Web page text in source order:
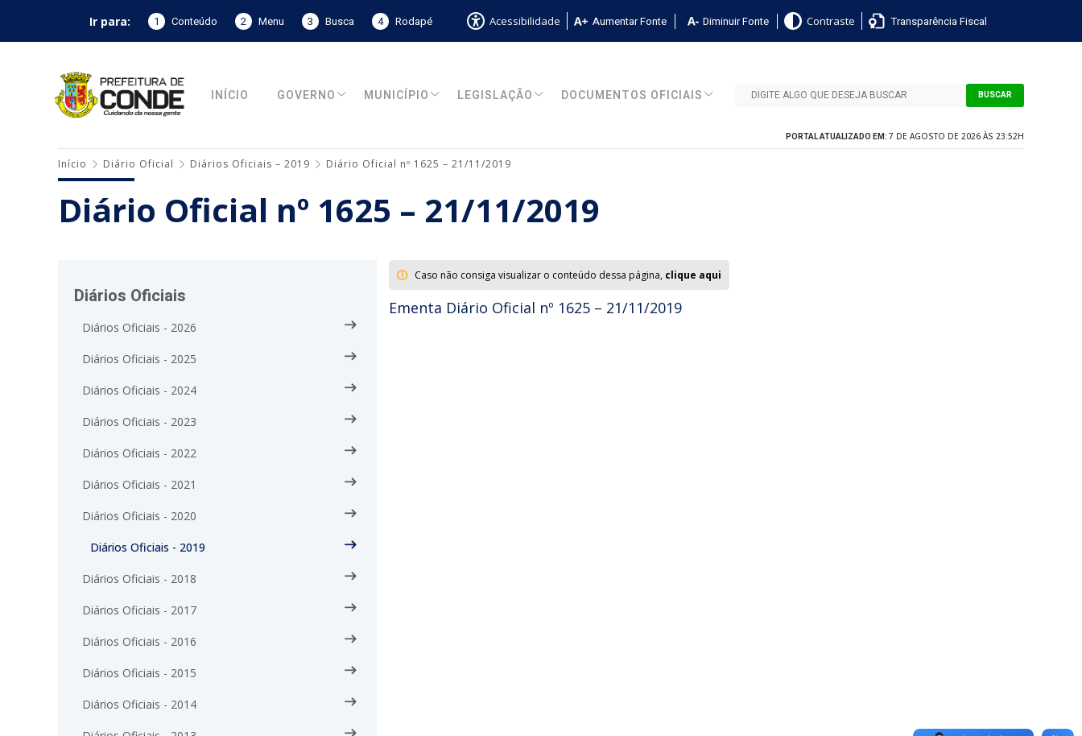
Ir para: 1 Conteúdo 2 Menu 3 Busca 4 Rodapé Acessibilidade Aumentar Fonte Diminuir Fonte Contraste Transparência Fiscal
INÍCIO GOVERNO MUNICÍPIO LEGISLAÇÃO DOCUMENTOS OFICIAIS BUSCAR
PORTAL ATUALIZADO EM: 7 DE AGOSTO DE 2026 ÀS 23:52H
Início Diário Oficial Diários Oficiais – 2019 Diário Oficial nº 1625 – 21/11/2019
Diário Oficial nº 1625 – 21/11/2019
Diários Oficiais
Diários Oficiais - 2026
Diários Oficiais - 2025
Diários Oficiais - 2024
Diários Oficiais - 2023
Diários Oficiais - 2022
Diários Oficiais - 2021
Diários Oficiais - 2020
Diários Oficiais - 2019
Diários Oficiais - 2018
Diários Oficiais - 2017
Diários Oficiais - 2016
Diários Oficiais - 2015
Diários Oficiais - 2014
Caso não consiga visualizar o conteúdo dessa página, clique aqui
Ementa Diário Oficial nº 1625 – 21/11/2019